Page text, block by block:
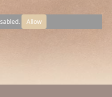
Allow